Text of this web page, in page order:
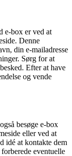
e-box er ved at
Denne
din e-mailadresse
Sørg for at
Efter at have
og vende
besøge e-box
eller ved at
idé at kontakte dem
eventuelle